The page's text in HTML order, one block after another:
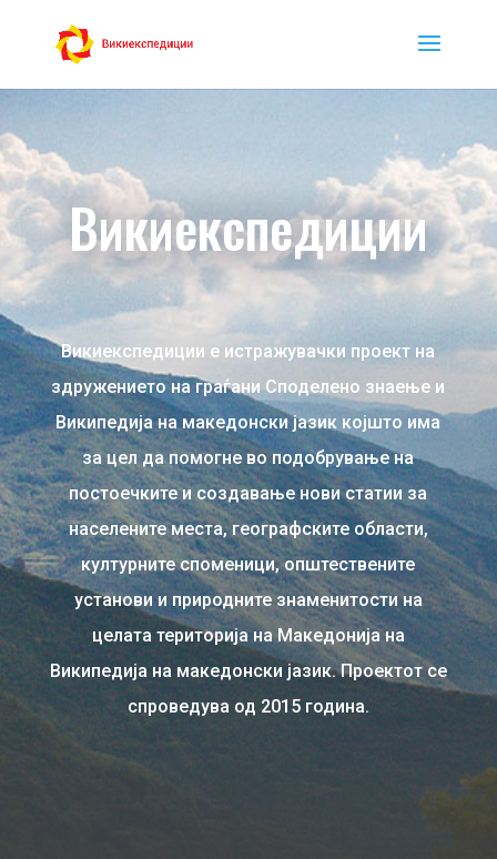
Викиекспедиции
Викиекспедиции е истражувачки проект на
здружението на граѓани Споделено знаење и
Википедија на македонски јазик којшто има
за цел да помогне во подобрување на
постоечките и создавање нови статии за
населените места, географските области,
културните споменици, општествените
установи и природните знаменитости на
целата територија на Македонија на
Википедија на македонски јазик. Проектот се
спроведува од 2015 година.